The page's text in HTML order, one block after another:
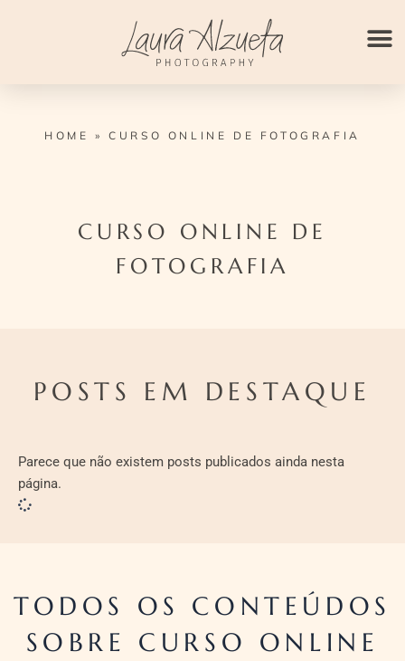
HOME »CURSO ONLINE DE FOTOGRAFIA
CURSO ONLINE DE
FOTOGRAFIA
POSTS EM DESTAQUE
Parece que não existem posts publicados ainda nesta
página.
TODOS OS CONTEÚDOS
SOBRE CURSO ONLINE